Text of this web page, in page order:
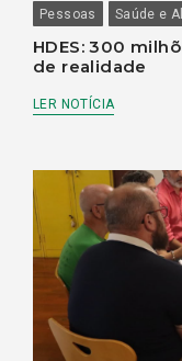
Pessoas Saúde e
HDES: 300
de realidade
LER NOTÍCIA